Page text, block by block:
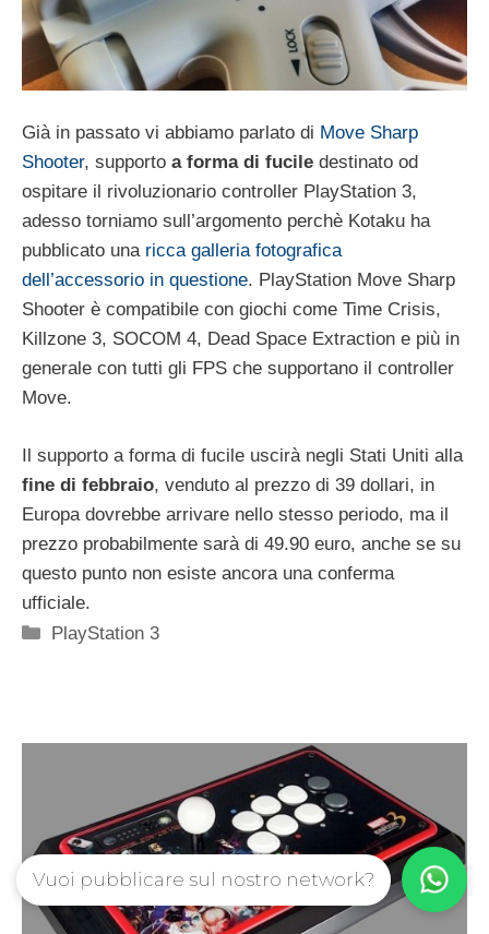
Già in passato vi abbiamo parlato di Move Sharp
Shooter, supporto a forma di fucile destinato od
ospitare il rivoluzionario controller PlayStation 3,
adesso torniamo sull’argomento perchè Kotaku ha
pubblicato una ricca galleria fotografica
dell’accessorio in questione. PlayStation Move Sharp
Shooter è compatibile con giochi come Time Crisis,
Killzone 3, SOCOM 4, Dead Space Extraction e più in
generale con tutti gli FPS che supportano il controller
Move.
Il supporto a forma di fucile uscirà negli Stati Uniti alla
fine di febbraio, venduto al prezzo di 39 dollari, in
Europa dovrebbe arrivare nello stesso periodo, ma il
prezzo probabilmente sarà di 49.90 euro, anche se su
questo punto non esiste ancora una conferma
ufficiale.
Categorie
PlayStation 3
Vuoi pubblicare sul nostro network?